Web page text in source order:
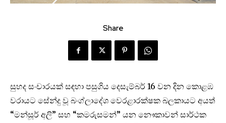
Share
සුහද සංචාරයක් සඳහා පසුගිය දෙසැම්බර් 16 වන දින කොළඹ
වරායට සේන්දු වූ බංග්ලාදේශ වෙරළාරක්ෂක බලකායට අයත්
“මන්සූර් අලි” සහ “කමරුසමන්” යන නෞකාවන් සාර්ථක